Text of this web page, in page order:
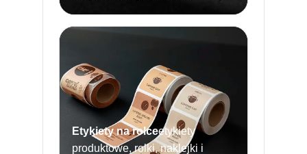
Etykiety na rolceetykiety
produktowe, rolki, naklejki i